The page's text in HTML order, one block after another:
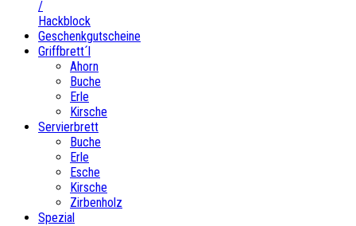
/
Hackblock
Geschenkgutscheine
Griffbrett´l
Ahorn
Buche
Erle
Kirsche
Servierbrett
Buche
Erle
Esche
Kirsche
Zirbenholz
Spezial